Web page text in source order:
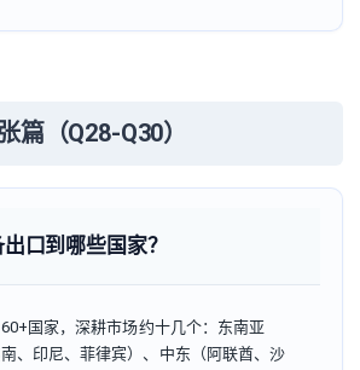
篇（Q28-Q30）
口到哪些国家？
国家，深耕市场约十几个：东南亚
南、印尼、菲律宾）、中东（阿联酋、沙